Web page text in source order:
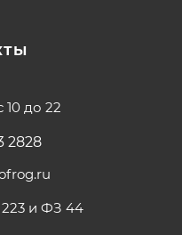
10 до 22
2828
и ФЗ 44